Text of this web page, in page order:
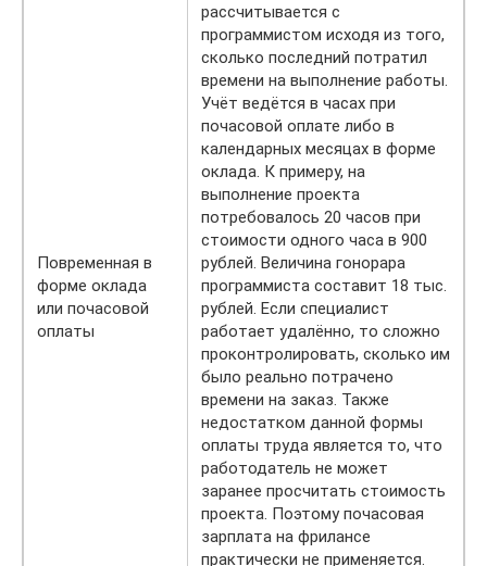
Повременная в
форме оклада
или почасовой
оплаты
рассчитывается с
программистом исходя из того,
сколько последний потратил
времени на выполнение работы.
Учёт ведётся в часах при
почасовой оплате либо в
календарных месяцах в форме
оклада. К примеру, на
выполнение проекта
потребовалось 20 часов при
стоимости одного часа в 900
рублей. Величина гонорара
программиста составит 18 тыс.
рублей. Если специалист
работает удалённо, то сложно
проконтролировать, сколько им
было реально потрачено
времени на заказ. Также
недостатком данной формы
оплаты труда является то, что
работодатель не может
заранее просчитать стоимость
проекта. Поэтому почасовая
зарплата на фрилансе
практически не применяется.